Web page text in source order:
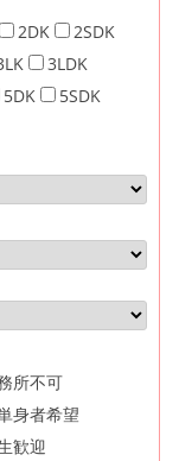
2DK
2SDK
3LDK
5DK
5SDK
所不可
身者希望
歓迎